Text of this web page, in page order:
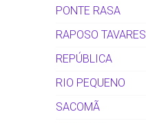
PONTE RASA
RAPOSO TAVARES
REPÚBLICA
RIO PEQUENO
SACOMÃ